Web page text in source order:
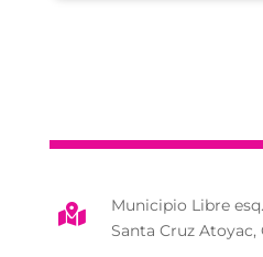

Municipio Libre
Santa Cruz Atoyac,